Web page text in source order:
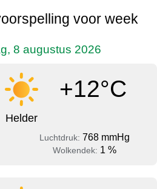
voor week
8 augustus 2026
+12°C
Helder
Luchtdruk: 768 mmHg
Wolkendek: 1 %